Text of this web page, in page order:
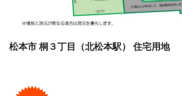
松本市 桐３丁目（北松本駅） 住宅用地